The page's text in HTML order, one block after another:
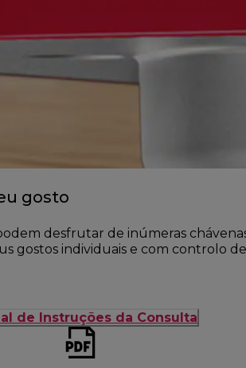
gosto
desfrutar de inúmeras
gostos individuais e com controlo
de Instruções da Consulta